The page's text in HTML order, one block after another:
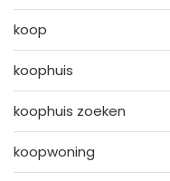
koop
koophuis
koophuis zoeken
koopwoning